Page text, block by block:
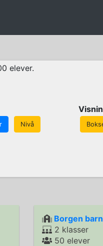
elever.
Nivå
Borgen
2 klasser
50 elever